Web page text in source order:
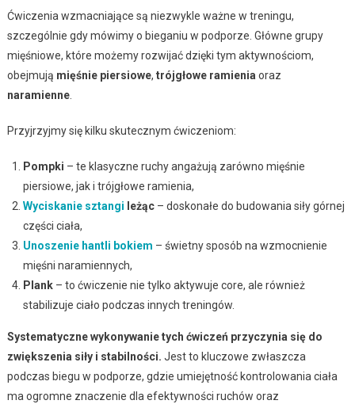
Ćwiczenia wzmacniające są niezwykle ważne w treningu,
szczególnie gdy mówimy o bieganiu w podporze. Główne grupy
mięśniowe, które możemy rozwijać dzięki tym aktywnościom,
obejmują mięśnie piersiowe, trójgłowe ramienia oraz
naramienne.
Przyjrzyjmy się kilku skutecznym ćwiczeniom:
Pompki – te klasyczne ruchy angażują zarówno mięśnie
piersiowe, jak i trójgłowe ramienia,
Wyciskanie sztangi leżąc– doskonałe do budowania siły górnej
części ciała,
Unoszenie hantli bokiem – świetny sposób na wzmocnienie
mięśni naramiennych,
Plank– to ćwiczenie nie tylko aktywuje core, ale również
stabilizuje ciało podczas innych treningów.
Systematyczne wykonywanie tych ćwiczeń przyczynia się do
zwiększenia siły i stabilności. Jest to kluczowe zwłaszcza
podczas biegu w podporze, gdzie umiejętność kontrolowania ciała
ma ogromne znaczenie dla efektywności ruchów oraz